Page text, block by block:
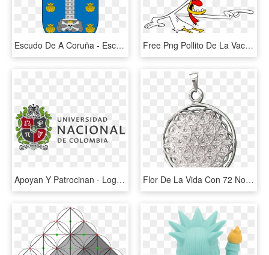
Escudo De A Coruña - Escudo Torres De La Alameda, HD Png Download Free Png Pollito De La Vaca Y El Pollito Png Image - Pollito De Vaca Y Pollito, Transparent Png
Apoyan Y Patrocinan - Logo De La Universidad Nacional De Colombia, HD Png Download Flor De La Vida Con 72 Nombres De Dios - Locket, HD Png Download